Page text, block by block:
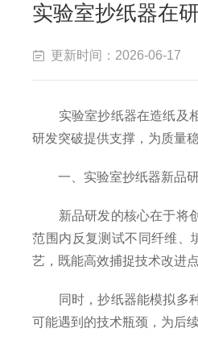
实验室抄纸器在
更新时间：2026-06-17
实验室抄纸器在造纸及相
研发突破提供支撑，为质量
一、实验室抄纸器新品研
新品研发的核心在于将创
范围内反复测试不同纤维、
艺，既能高效捕捉技术改进
同时，抄纸器能模拟多种
可能遇到的技术瓶颈，为后